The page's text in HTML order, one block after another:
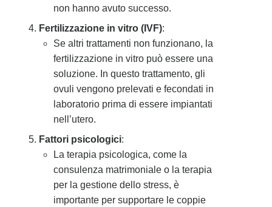
non hanno avuto successo.
Fertilizzazione in vitro (IVF):
Se altri trattamenti non funzionano, la
fertilizzazione in vitro può essere una
soluzione. In questo trattamento, gli
ovuli vengono prelevati e fecondati in
laboratorio prima di essere impiantati
nell’utero.
Fattori psicologici:
La terapia psicologica, come la
consulenza matrimoniale o la terapia
per la gestione dello stress, è
importante per supportare le coppie